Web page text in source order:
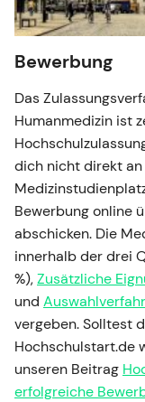
Bewerbung
Das
Humanmedizin ist
dich nicht direkt
Bewerbung online
abschicken. Die
innerhalb der drei
%),Zusätzliche
und
vergeben. Solltest
Hochschulstart.de
unseren Beitrag
erfolgreiche